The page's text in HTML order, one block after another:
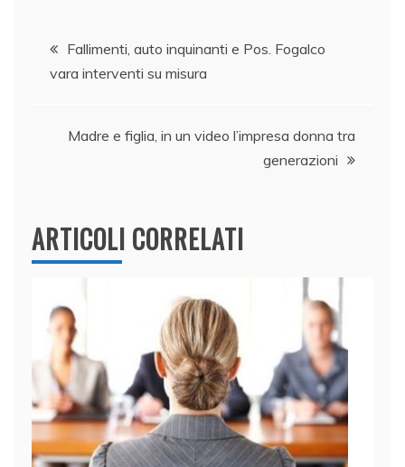
b
o
k
dI
n
A
p
vi
Navigazione
articoli
Fallimenti, auto inquinanti e Pos. Fogalco
vara interventi su misura
Madre e figlia, in un video l’impresa donna tra
generazioni
ARTICOLI CORRELATI